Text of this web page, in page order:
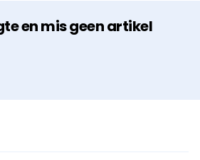
en mis geen artikel